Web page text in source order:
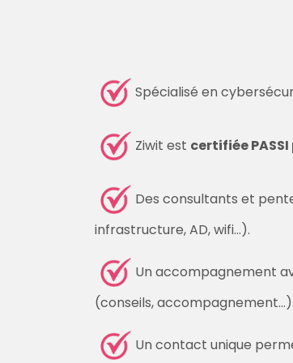
Spécialisé en
Ziwit est certifiée PASSI
Des consultants et
infrastructure, AD, wifi…).
Un accompagnement
(conseils, accompagnement…).
Un contact unique